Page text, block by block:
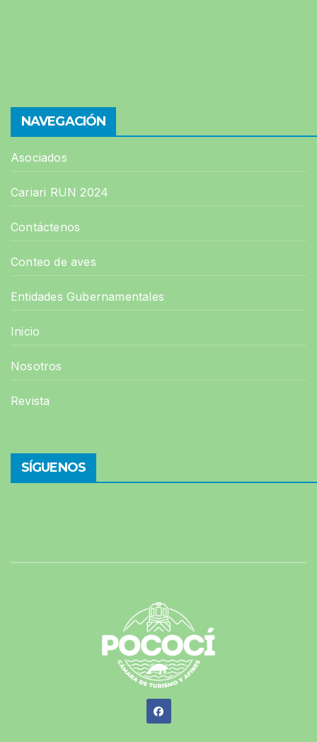
NAVEGACIÓN
Asociados
Cariari RUN 2024
Contáctenos
Conteo de aves
Entidades Gubernamentales
Inicio
Nosotros
Revista
SÍGUENOS